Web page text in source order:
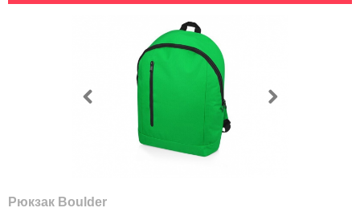
Рюкзак Boulder